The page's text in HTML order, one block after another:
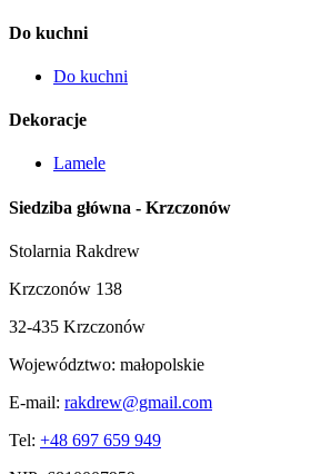
Do kuchni
Do kuchni
Dekoracje
Lamele
Siedziba główna - Krzczonów
Stolarnia Rakdrew
Krzczonów 138
32-435 Krzczonów
Województwo: małopolskie
E-mail: rakdrew@gmail.com
Tel: +48 697 659 949